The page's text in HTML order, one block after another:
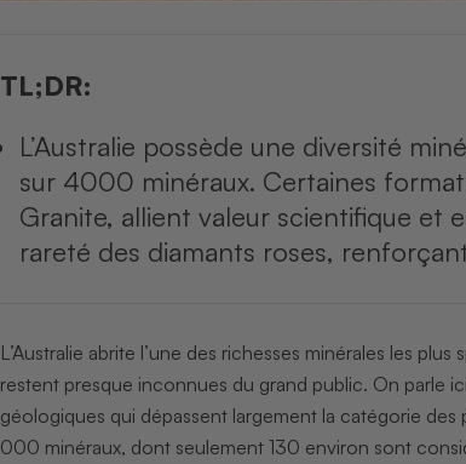
TL;DR:
L’Australie possède une diversité
sur 4000 minéraux. Certaines
Granite, allient valeur scientifique et
rareté des diamants roses,
L’Australie abrite l’une des richesses minérales les
restent presque inconnues du grand public. On parle
géologiques qui dépassent largement la catégorie des
000 minéraux, dont seulement 130 environ sont